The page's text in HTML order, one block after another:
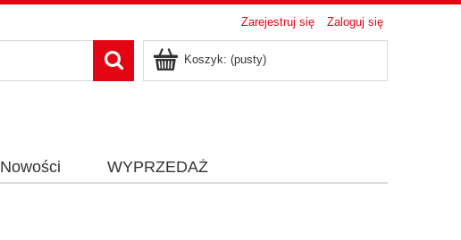
Zarejestruj się Zaloguj się
Koszyk: (pusty)
Nowości WYPRZEDAŻ